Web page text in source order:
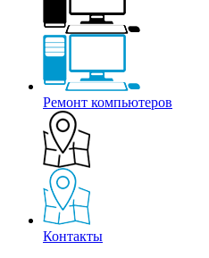
Ремонт компьютеров
Контакты